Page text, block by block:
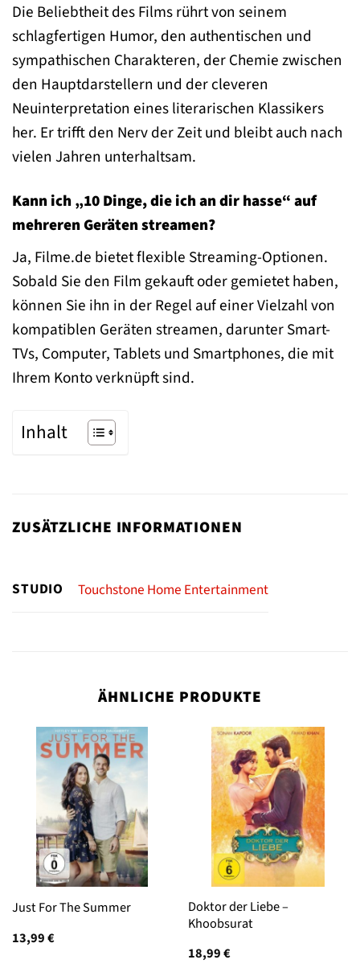
Die Beliebtheit des Films rührt von seinem
schlagfertigen Humor, den authentischen und
sympathischen Charakteren, der Chemie zwischen
den Hauptdarstellern und der cleveren
Neuinterpretation eines literarischen Klassikers
her. Er trifft den Nerv der Zeit und bleibt auch nach
vielen Jahren unterhaltsam.
Kann ich „10 Dinge, die ich an dir hasse“ auf
mehreren Geräten streamen?
Ja, Filme.de bietet flexible Streaming-Optionen.
Sobald Sie den Film gekauft oder gemietet haben,
können Sie ihn in der Regel auf einer Vielzahl von
kompatiblen Geräten streamen, darunter Smart-
TVs, Computer, Tablets und Smartphones, die mit
Ihrem Konto verknüpft sind.
Inhalt
ZUSÄTZLICHE INFORMATIONEN
STUDIO Touchstone Home Entertainment
ÄHNLICHE PRODUKTE
Just For The Summer
13,99€
Doktor der Liebe –
Khoobsurat
18,99€